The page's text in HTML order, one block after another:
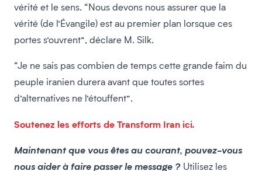
vérité et le sens. “Nous devons nous assurer que la
vérité (de l’Évangile) est au premier plan lorsque ces
portes s’ouvrent”, déclare M. Silk.
“Je ne sais pas combien de temps cette grande faim du
peuple iranien durera avant que toutes sortes
d’alternatives ne l’étouffent”.
Soutenez les efforts de Transform Iran ici.
Maintenant que vous êtes au courant, pouvez-vous
nous aider à faire passer le message ? Utilisez les